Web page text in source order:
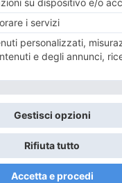
incontro, in cui i
presentato le
presenza degli
sociali.
Commissione
relativi ai Lea e
il Comune di
è tra le più
famigliari è composto da
dalla legge